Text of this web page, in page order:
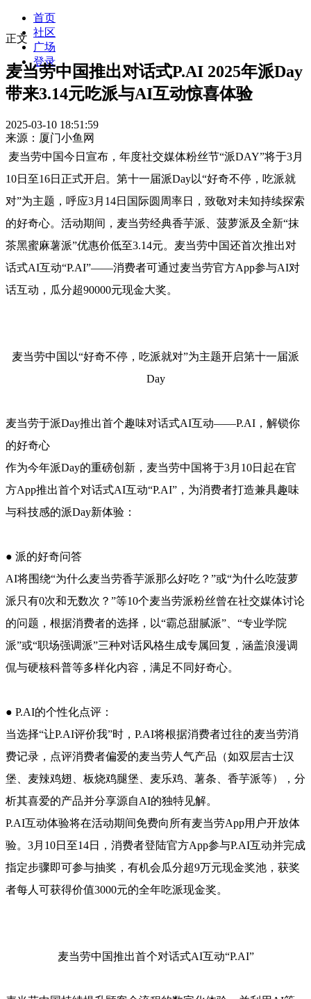
首页
社区
广场
登录
正文
麦当劳中国推出对话式P.AI 2025年派Day
带来3.14元吃派与AI互动惊喜体验
2025-03-10 18:51:59
来源：厦门小鱼网
麦当劳中国今日宣布，年度社交媒体粉丝节“派DAY”将于3月
10日至16日正式开启。第十一届派Day以“好奇不停，吃派就
对”为主题，呼应3月14日国际圆周率日，致敬对未知持续探索
的好奇心。活动期间，麦当劳经典香芋派、菠萝派及全新“抹
茶黑蜜麻薯派”优惠价低至3.14元。麦当劳中国还首次推出对
话式AI互动“P.AI”——消费者可通过麦当劳官方App参与AI对
话互动，瓜分超90000元现金大奖。
麦当劳中国以“好奇不停，吃派就对”为主题开启第十一届派
Day
麦当劳于派Day推出首个趣味对话式AI互动——P.AI，解锁你
的好奇心
作为今年派Day的重磅创新，麦当劳中国将于3月10日起在官
方App推出首个对话式AI互动“P.AI”，为消费者打造兼具趣味
与科技感的派Day新体验：
● 派的好奇问答
AI将围绕“为什么麦当劳香芋派那么好吃？”或“为什么吃菠萝
派只有0次和无数次？”等10个麦当劳派粉丝曾在社交媒体讨论
的问题，根据消费者的选择，以“霸总甜腻派”、“专业学院
派”或“职场强调派”三种对话风格生成专属回复，涵盖浪漫调
侃与硬核科普等多样化内容，满足不同好奇心。
● P.AI的个性化点评：
当选择“让P.AI评价我”时，P.AI将根据消费者过往的麦当劳消
费记录，点评消费者偏爱的麦当劳人气产品（如双层吉士汉
堡、麦辣鸡翅、板烧鸡腿堡、麦乐鸡、薯条、香芋派等），分
析其喜爱的产品并分享源自AI的独特见解。
P.AI互动体验将在活动期间免费向所有麦当劳App用户开放体
验。3月10日至14日，消费者登陆官方App参与P.AI互动并完成
指定步骤即可参与抽奖，有机会瓜分超9万元现金奖池，获奖
者每人可获得价值3000元的全年吃派现金奖。
麦当劳中国推出首个对话式AI互动“P.AI”